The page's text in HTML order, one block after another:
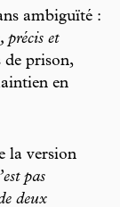
ambiguïté :
précis et
de prison,
en
la version
pas
deux